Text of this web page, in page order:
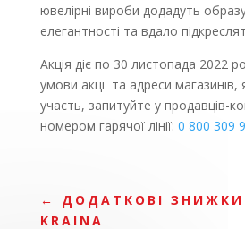
ювелірні вироби додадуть
елегантності та вдало
Акція діє по 30 листопада 2022
умови акції та адреси магазинів,
участь, запитуйте у продавців-
номером гарячої лінії: 0 800 309
← ДОДАТКОВІ ЗНИЖКИ
KRAINA